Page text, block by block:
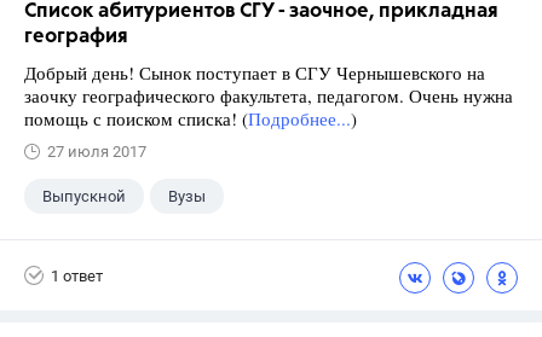
Список абитуриентов СГУ - заочное, прикладная
география
Добрый день! Сынок поступает в СГУ Чернышевского на
заочку географического факультета, педагогом. Очень нужна
помощь с поиском списка! (Подробнее...)
27 июля 2017
Выпускной Вузы
1 ответ